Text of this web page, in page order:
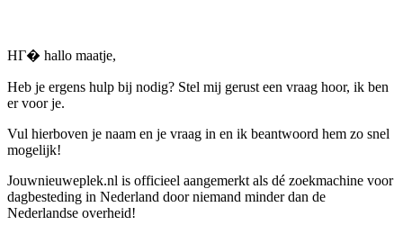
HГ� hallo maatje,
Heb je ergens hulp bij nodig? Stel mij gerust een vraag hoor, ik ben
er voor je.
Vul hierboven je naam en je vraag in en ik beantwoord hem zo snel
mogelijk!
Jouwnieuweplek.nl is officieel aangemerkt als dé zoekmachine voor
dagbesteding in Nederland door niemand minder dan de
Nederlandse overheid!